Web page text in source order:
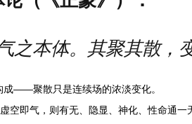
之本体。其聚其散，
成——聚散只是连续场的浓淡变化。
空即气，则有无、隐显、神化、性命通